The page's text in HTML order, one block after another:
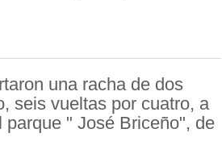
una racha de dos
seis vueltas por cuatro, a
" José Briceño", de